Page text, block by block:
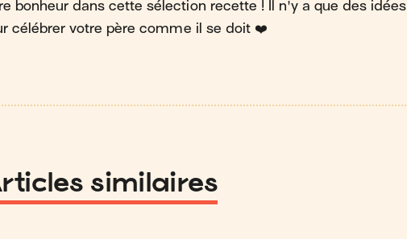
bonheur dans cette sélection recette ! Il n'y a que des idées
célébrer votre père comme il se doit ❤️
similaires